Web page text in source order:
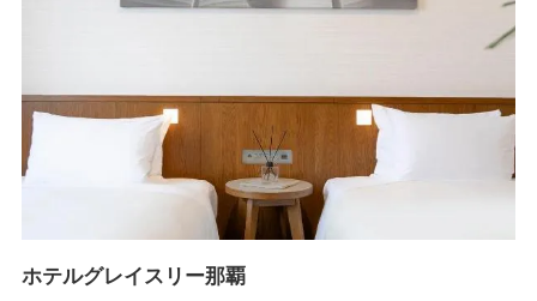
ホテルグレイスリー那覇